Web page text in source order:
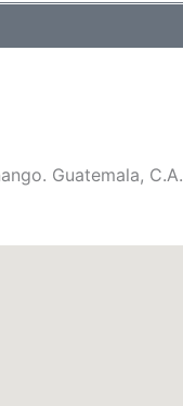
Guatemala, C.A.